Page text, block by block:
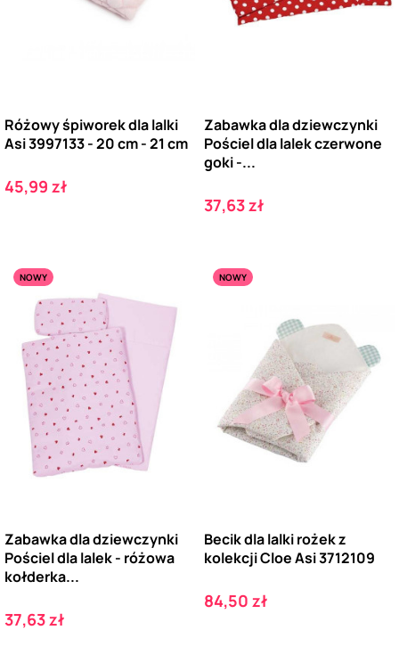
Różowy śpiworek dla lalki
Asi 3997133 - 20 cm - 21 cm
Cena
45,99 zł
Zabawka dla dziewczynki
Pościel dla lalek czerwone
goki -...
Cena
37,63 zł
NOWY
Zabawka dla dziewczynki
Pościel dla lalek - różowa
kołderka...
Cena
37,63 zł
NOWY
Becik dla lalki rożek z
kolekcji Cloe Asi 3712109
Cena
84,50 zł